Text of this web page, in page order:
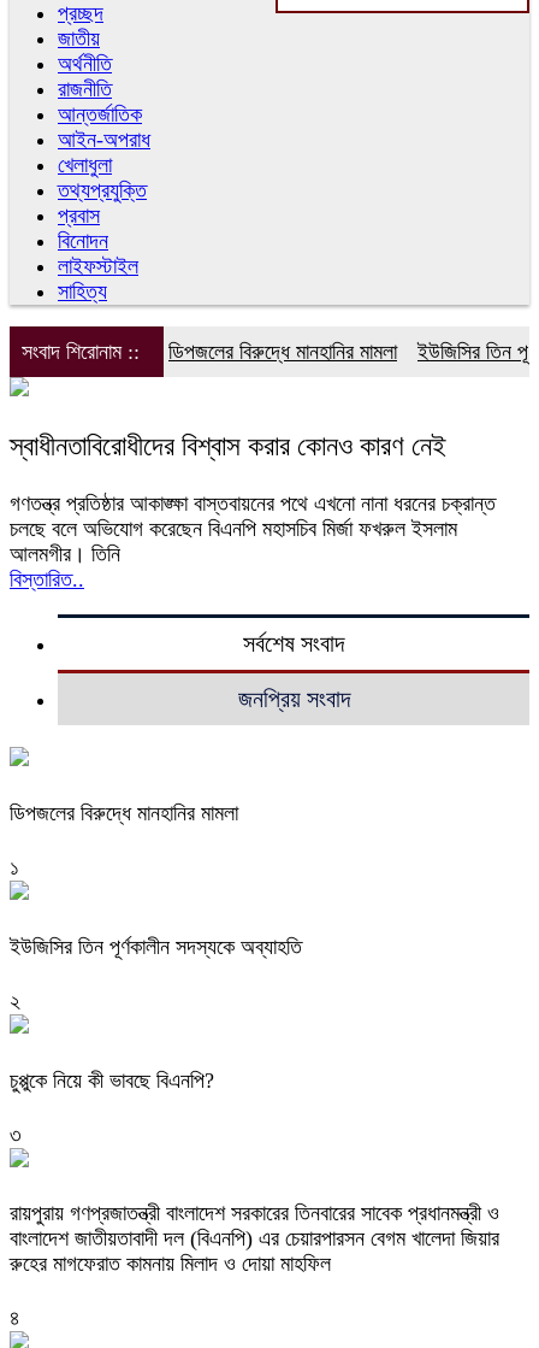
প্রচ্ছদ
জাতীয়
অর্থনীতি
রাজনীতি
আন্তর্জাতিক
আইন-অপরাধ
খেলাধুলা
তথ্যপ্রযুক্তি
প্রবাস
বিনোদন
লাইফস্টাইল
সাহিত্য
সংবাদ শিরোনাম :: ডিপজলের বিরুদ্ধে মানহানির মামলা ইউজিসির তিন
স্বাধীনতাবিরোধীদের বিশ্বাস করার কোনও কারণ নেই
গণতন্ত্র প্রতিষ্ঠার আকাঙ্ক্ষা বাস্তবায়নের পথে এখনো নানা ধরনের চক্রান্ত
চলছে বলে অভিযোগ করেছেন বিএনপি মহাসচিব মির্জা ফখরুল ইসলাম
আলমগীর। তিনি
বিস্তারিত..
সর্বশেষ সংবাদ
জনপ্রিয় সংবাদ
ডিপজলের বিরুদ্ধে মানহানির মামলা
১
ইউজিসির তিন পূর্ণকালীন সদস্যকে অব্যাহতি
২
চুপ্পুকে নিয়ে কী ভাবছে বিএনপি?
৩
রায়পুরায় গণপ্রজাতন্ত্রী বাংলাদেশ সরকারের তিনবারের সাবেক প্রধানমন্ত্রী ও
বাংলাদেশ জাতীয়তাবাদী দল (বিএনপি) এর চেয়ারপারসন বেগম খালেদা জিয়ার
রুহের মাগফেরাত কামনায় মিলাদ ও দোয়া মাহফিল
৪